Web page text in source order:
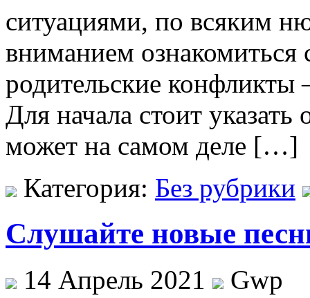
ситуациями, по всяким
вниманием
родительские
Для начала стоит указать
может на самом деле […]
Категория: Без рубрики
Слушайте новые
14 Апрель 2021
Gwp